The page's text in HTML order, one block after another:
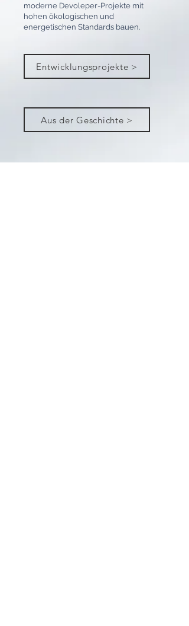
moderne Devoleper-Projekte mit
hohen ökologischen und
energetischen Standards bauen.
Entwicklungsprojekte >
Aus der Geschichte >